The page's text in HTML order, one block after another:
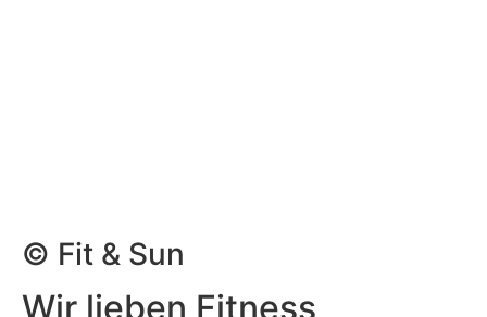
© Fit & Sun
Wir lieben Fitness